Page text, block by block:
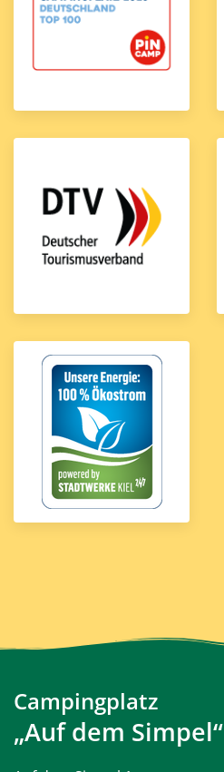
Campingplatz
„Auf dem Simpel“